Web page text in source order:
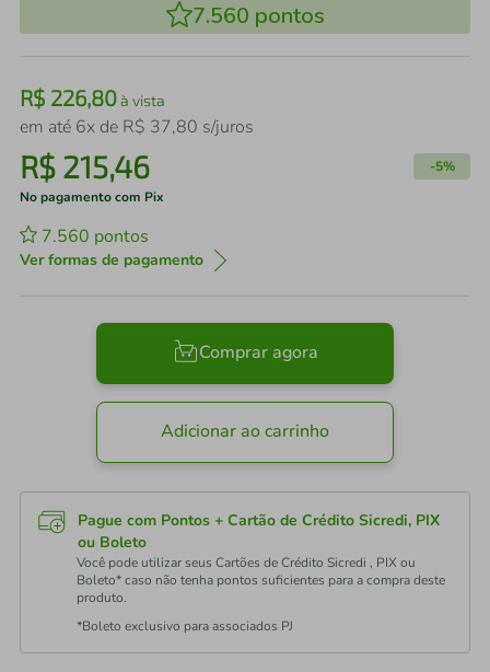
7.560 pontos
R$ 226,80à vista
em até 6x de R$ 37,80 s/juros
R$ 215,46 -5%
No pagamento com Pix
7.560 pontos
Ver formas de pagamento
Comprar agora
Adicionar ao carrinho
Pague com Pontos + Cartão de Crédito Sicredi, PIX
ou Boleto
Você pode utilizar seus Cartões de Crédito Sicredi , PIX ou
Boleto* caso não tenha pontos suficientes para a compra deste
produto.
*Boleto exclusivo para associados PJ